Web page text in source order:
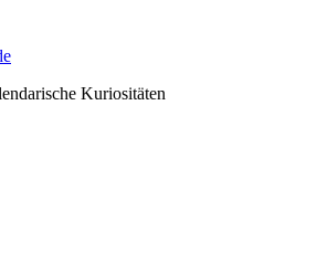
Kuriositäten